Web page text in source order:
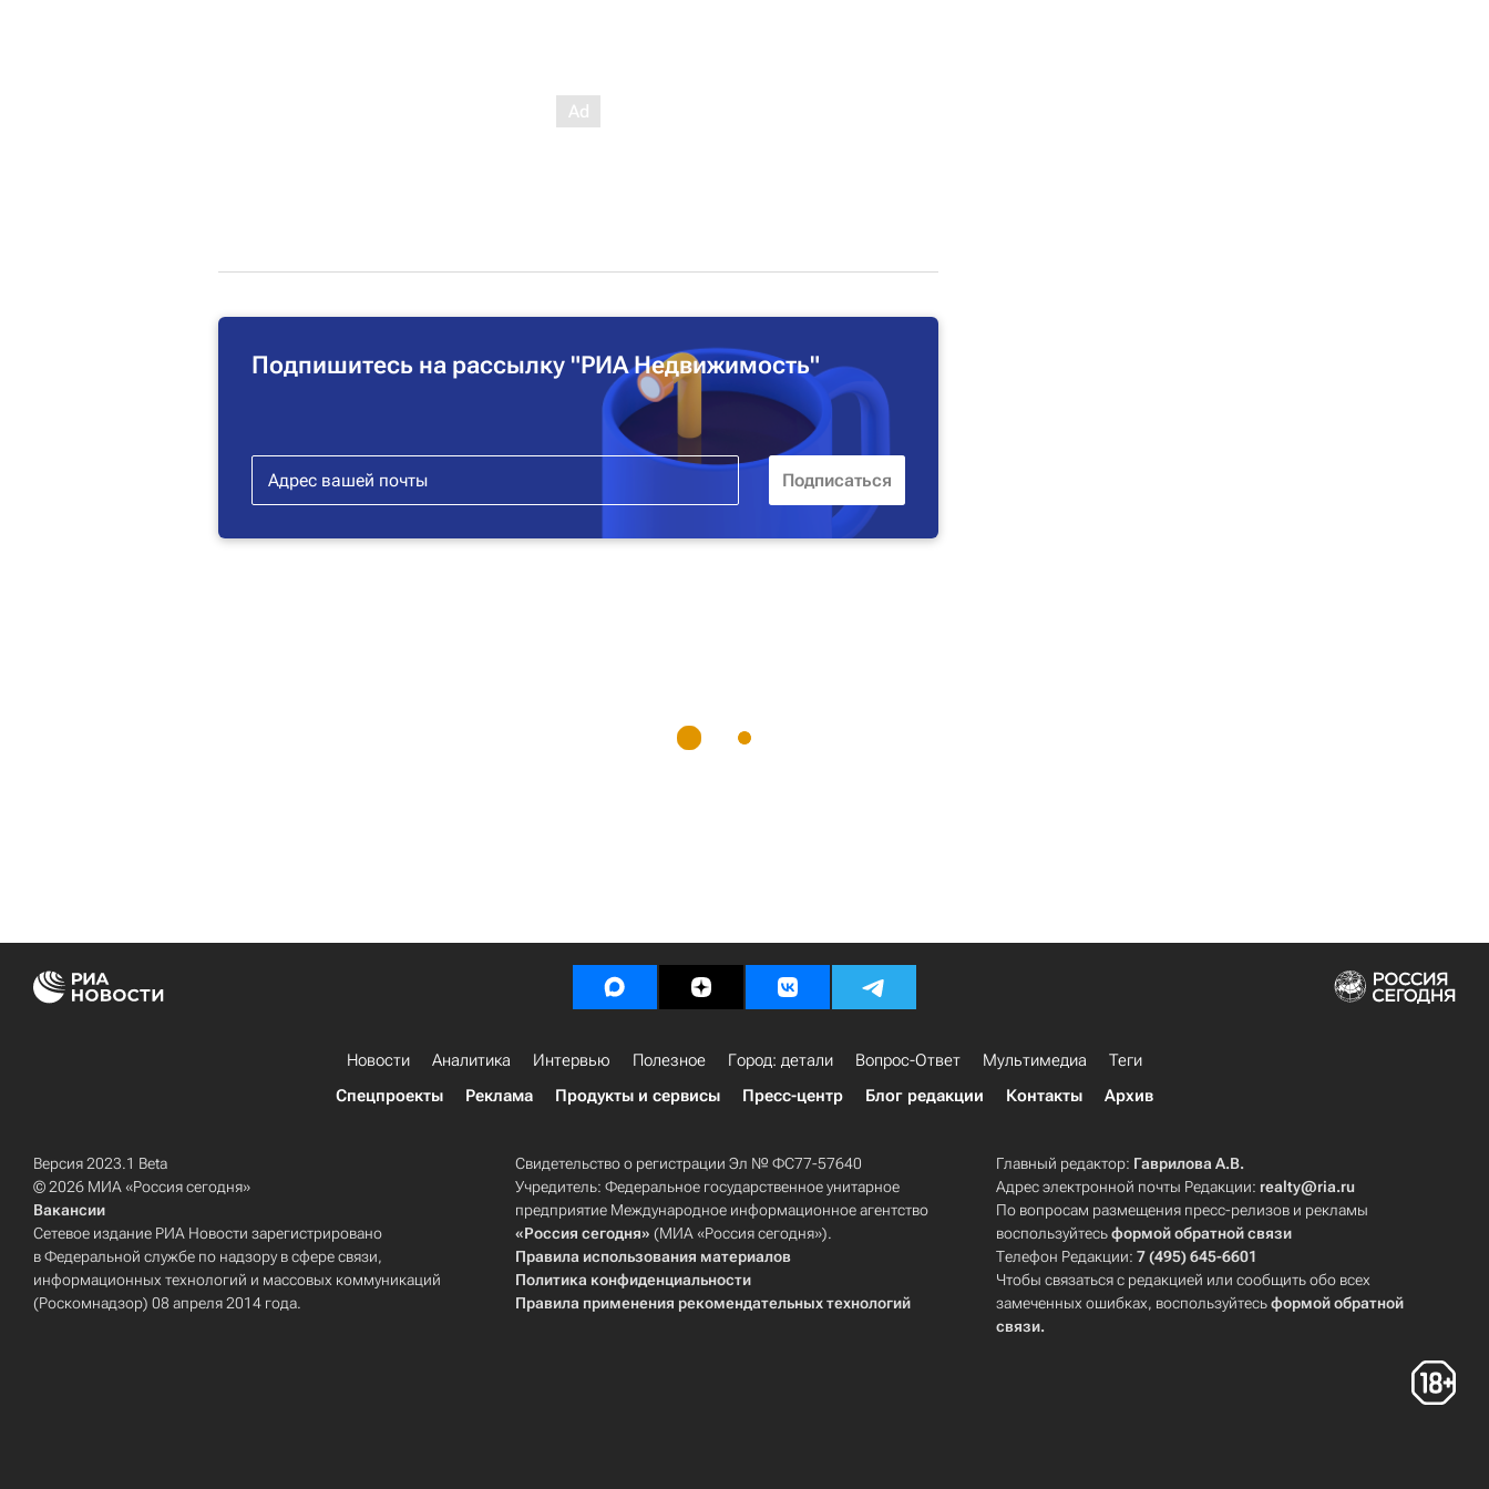
Подпишитесь на рассылку "РИА Недвижимость"
Новости Аналитика Интервью Полезное Город: детали Вопрос-Ответ Мультимедиа
Теги
Спецпроекты
Реклама Продукты и сервисы Пресс-центр Блог редакции Контакты Архив
Версия 2023.1 Beta
© 2026 МИА «Россия сегодня»
Вакансии
Сетевое издание РИА Новости зарегистрировано
в Федеральной службе по надзору в сфере связи,
информационных технологий и массовых коммуникаций
(Роскомнадзор) 08 апреля 2014 года.
Свидетельство о регистрации Эл № ФС77-57640
Учредитель: Федеральное государственное унитарное
предприятие Международное информационное агентство
«Россия сегодня» (МИА «Россия сегодня»).
Правила использования материалов
Политика конфиденциальности
Правила применения рекомендательных технологий
Главный редактор: Гаврилова А.В.
Адрес электронной почты Редакции: realty@ria.ru
По вопросам размещения пресс-релизов и рекламы
воспользуйтесьформой обратной связи
Телефон Редакции:7 (495) 645-6601
Чтобы связаться с редакцией или сообщить обо всех
замеченных ошибках, воспользуйтесьформой обратной
связи.